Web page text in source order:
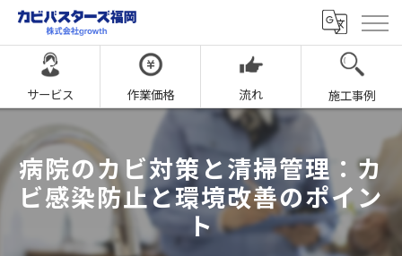
サービス 作業価格 流れ 施工事例
病院のカビ対策と清掃管理：カ
ビ感染防止と環境改善のポイン
ト